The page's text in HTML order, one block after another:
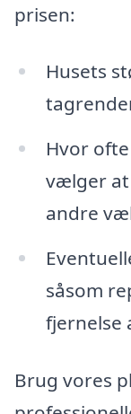
prisen:
Husets
Hvor
vælger
andre
såsom
fjernelse
Brug vores